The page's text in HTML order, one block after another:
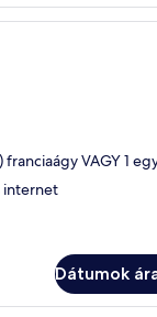
Egy
VAGY 1
internet
Dátumok